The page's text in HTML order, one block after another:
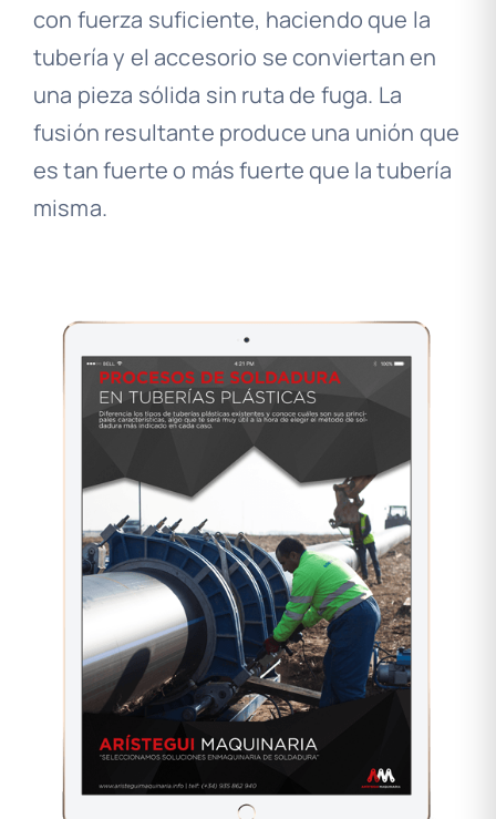
con fuerza suficiente, haciendo que la
tubería y el accesorio se conviertan en
una pieza sólida sin ruta de fuga. La
fusión resultante produce una unión que
es tan fuerte o más fuerte que la tubería
misma.